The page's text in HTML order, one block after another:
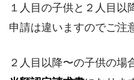
１人目の子供と２人目以
申請は違いますのでご注
２人目以降〜の子供の場